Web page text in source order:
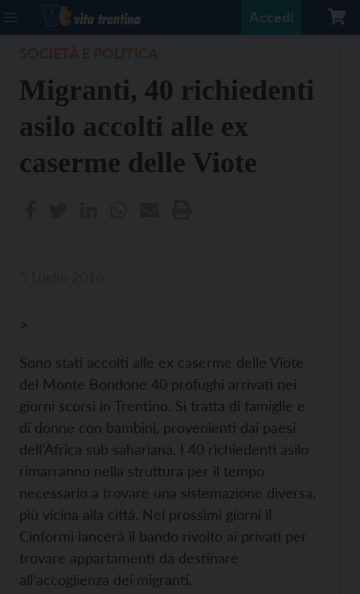
Accedi
Migranti, 40 richiedenti
asilo accolti alle ex
caserme delle Viote
>
Sono stati accolti alle ex caserme delle Viote
del Monte Bondone 40 profughi arrivati nei
giorni scorsi in Trentino. Si tratta di famiglie e
di donne con bambini, provenienti dai paesi
dell’Africa sub sahariana. I 40 richiedenti asilo
rimarranno nella struttura per il tempo
necessario a trovare una sistemazione diversa,
più vicina alla città. Nei prossimi giorni il
Cinformi lancerà il bando rivolto ai privati per
trovare appartamenti da destinare
all’accoglienza dei migranti.